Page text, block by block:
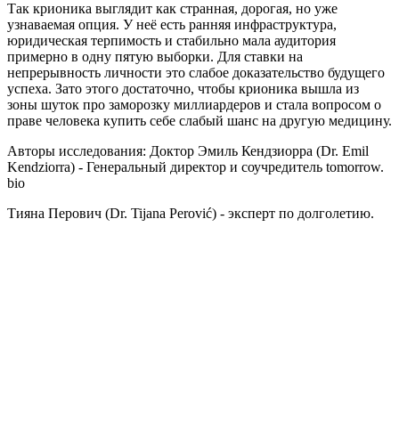
Так крионика выглядит как странная, дорогая, но уже
узнаваемая опция. У неё есть ранняя инфраструктура,
юридическая терпимость и стабильно мала аудитория
примерно в одну пятую выборки. Для ставки на
непрерывность личности это слабое доказательство будущего
успеха. Зато этого достаточно, чтобы крионика вышла из
зоны шуток про заморозку миллиардеров и стала вопросом о
праве человека купить себе слабый шанс на другую медицину.
Авторы исследования: Доктор Эмиль Кендзиорра (Dr. Emil
Kendziorra) - Генеральный директор и соучредитель tomorrow.
bio
Тияна Перович (Dr. Tijana Perović) - эксперт по долголетию.